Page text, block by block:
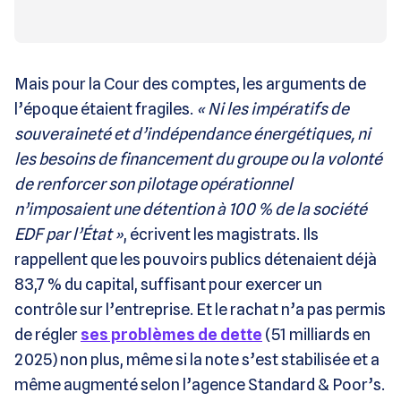
Mais pour la Cour des comptes, les arguments de
l’époque étaient fragiles. « Ni les impératifs de
souveraineté et d’indépendance énergétiques, ni
les besoins de financement du groupe ou la volonté
de renforcer son pilotage opérationnel
n’imposaient une détention à 100 % de la société
EDF par l’État », écrivent les magistrats. Ils
rappellent que les pouvoirs publics détenaient déjà
83,7 % du capital, suffisant pour exercer un
contrôle sur l’entreprise. Et le rachat n’a pas permis
de réglerses problèmes de dette (51 milliards en
2025) non plus, même si la note s’est stabilisée et a
même augmenté selon l’agence Standard & Poor’s.